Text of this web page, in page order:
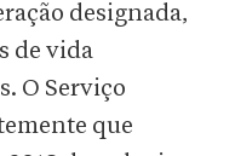
designada,
de vida
O Serviço
que